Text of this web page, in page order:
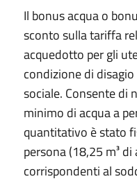
Il bonus acqua o
sconto sulla tariffa
acquedotto per gli
condizione di
sociale. Consente di
minimo di acqua a
quantitativo è stato
persona (18,25 m³
corrispondenti al